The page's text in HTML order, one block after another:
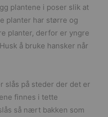
plantene i poser slik at
planter har større og
planter, derfor er yngre
å bruke hansker når
slås på steder der det er
finnes i tette
så nært bakken som